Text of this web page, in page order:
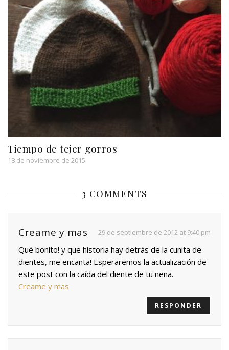
Tiempo de tejer gorros
18 de noviembre de 2015
3 COMMENTS
Creame y mas 29 de septiembre de 2012 at 9:40 pm
Qué bonito! y que historia hay detrás de la cunita de
dientes, me encanta! Esperaremos la actualización de
este post con la caída del diente de tu nena.
Creame y mas
RESPONDER